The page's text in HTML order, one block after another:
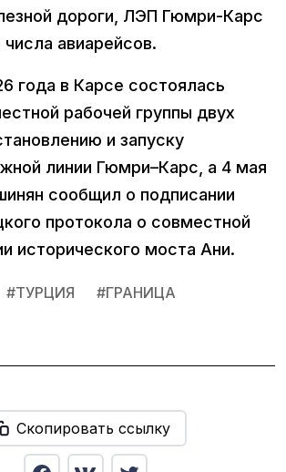
дороги, ЛЭП Гюмри-Карс
авиарейсов.
года в Карсе состоялась
рабочей группы двух
и запуску
линии Гюмри–Карс, а 4 мая
сообщил о подписании
протокола о совместной
исторического моста Ани.
#ТУРЦИЯ #ГРАНИЦА
Скопировать ссылку